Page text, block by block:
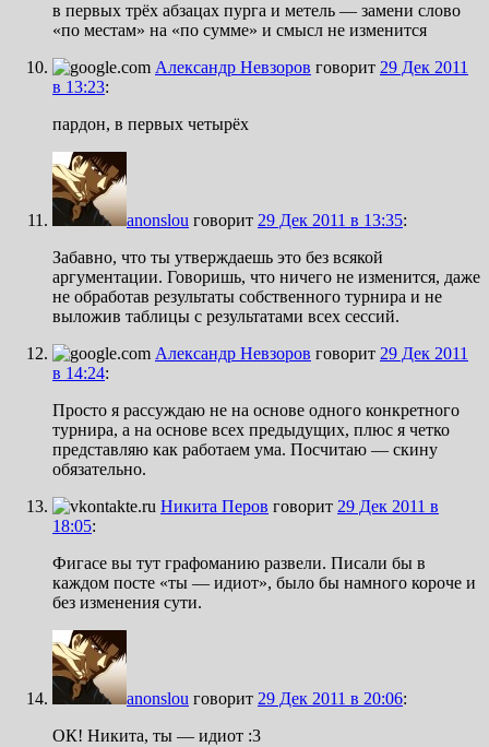
в первых трёх абзацах пурга и метель — замени слово
«по местам» на «по сумме» и смысл не изменится
Александр Невзоров говорит 29 Дек 2011
в 13:23:
пардон, в первых четырёх
anonslou говорит 29 Дек 2011 в 13:35:
Забавно, что ты утверждаешь это без всякой
аргументации. Говоришь, что ничего не изменится, даже
не обработав результаты собственного турнира и не
выложив таблицы с результатами всех сессий.
Александр Невзоров говорит 29 Дек 2011
в 14:24:
Просто я рассуждаю не на основе одного конкретного
турнира, а на основе всех предыдущих, плюс я четко
представляю как работаем ума. Посчитаю — скину
обязательно.
Никита Перов говорит 29 Дек 2011 в
18:05:
Фигасе вы тут графоманию развели. Писали бы в
каждом посте «ты — идиот», было бы намного короче и
без изменения сути.
anonslou говорит 29 Дек 2011 в 20:06:
ОК! Никита, ты — идиот :3